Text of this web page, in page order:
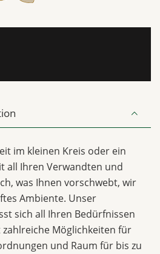
im kleinen Kreis oder ein
all Ihren Verwandten und
was Ihnen vorschwebt, wir
Ambiente. Unser
sich all Ihren Bedürfnissen
Möglichkeiten für
und Raum für bis zu